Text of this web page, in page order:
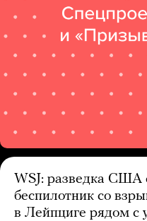
WSJ: разведка США
беспилотник со
в Лейпциге рядом с